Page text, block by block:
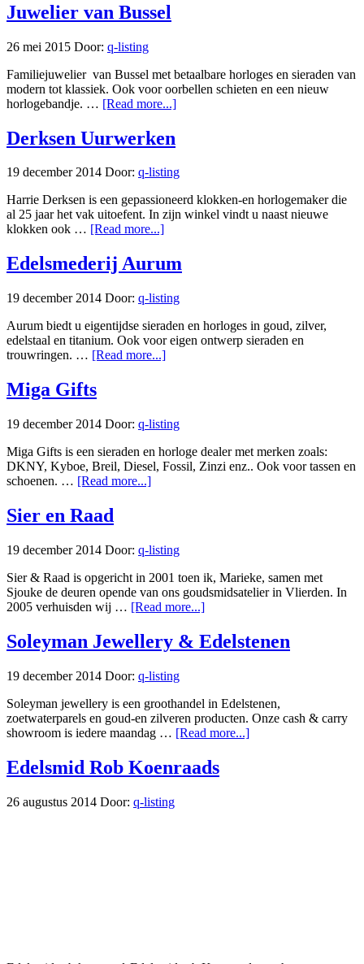
Juwelier van Bussel
26 mei 2015 Door: q-listing
Familiejuwelier van Bussel met betaalbare horloges en sieraden van
modern tot klassiek. Ook voor oorbellen schieten en een nieuw
horlogebandje. … [Read more...]
Derksen Uurwerken
19 december 2014 Door: q-listing
Harrie Derksen is een gepassioneerd klokken-en horlogemaker die
al 25 jaar het vak uitoefent. In zijn winkel vindt u naast nieuwe
klokken ook … [Read more...]
Edelsmederij Aurum
19 december 2014 Door: q-listing
Aurum biedt u eigentijdse sieraden en horloges in goud, zilver,
edelstaal en titanium. Ook voor eigen ontwerp sieraden en
trouwringen. … [Read more...]
Miga Gifts
19 december 2014 Door: q-listing
Miga Gifts is een sieraden en horloge dealer met merken zoals:
DKNY, Kyboe, Breil, Diesel, Fossil, Zinzi enz.. Ook voor tassen en
schoenen. … [Read more...]
Sier en Raad
19 december 2014 Door: q-listing
Sier & Raad is opgericht in 2001 toen ik, Marieke, samen met
Sjouke de deuren opende van ons goudsmidsatelier in Vlierden. In
2005 verhuisden wij … [Read more...]
Soleyman Jewellery & Edelstenen
19 december 2014 Door: q-listing
Soleyman jewellery is een groothandel in Edelstenen,
zoetwaterparels en goud-en zilveren producten. Onze cash & carry
showroom is iedere maandag … [Read more...]
Edelsmid Rob Koenraads
26 augustus 2014 Door: q-listing